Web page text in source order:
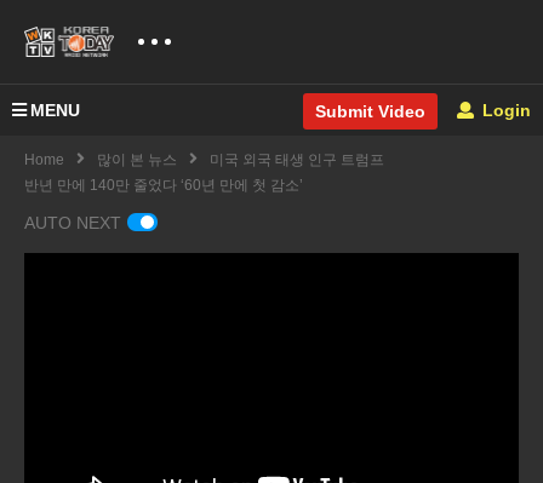
MENU Submit Video Login
Home 많이 본 뉴스
미국 외국 태생 인구 트럼프
반년 만에 140만 줄었다 ‘60년 만에 첫 감소’
AUTO NEXT